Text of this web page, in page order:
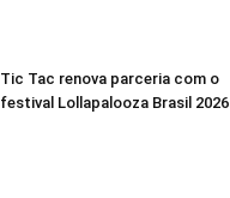
Tic Tac renova parceria com o
festival Lollapalooza Brasil 2026